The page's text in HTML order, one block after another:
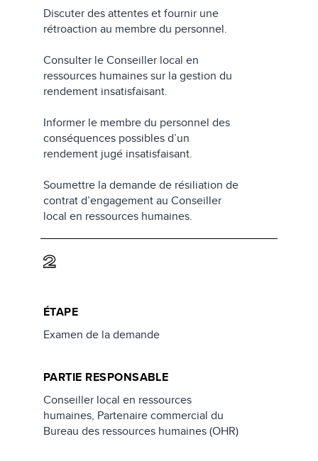
Discuter des attentes et fournir une
rétroaction au membre du personnel.
Consulter le Conseiller local en
ressources humaines sur la gestion du
rendement insatisfaisant.
Informer le membre du personnel des
conséquences possibles d’un
rendement jugé insatisfaisant.
Soumettre la demande de résiliation de
contrat d’engagement au Conseiller
local en ressources humaines.
2
ÉTAPE
Examen de la demande
PARTIE RESPONSABLE
Conseiller local en ressources
humaines, Partenaire commercial du
Bureau des ressources humaines (OHR)